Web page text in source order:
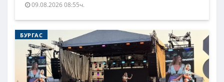
09.08.2026 08:55ч.
БУРГАС